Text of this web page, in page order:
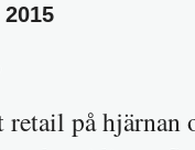
på hjärnan